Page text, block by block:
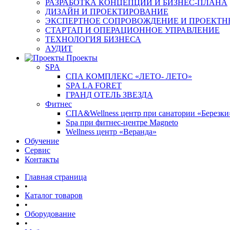
РАЗРАБОТКА КОНЦЕПЦИИ И БИЗНЕС-ПЛАНА
ДИЗАЙН И ПРОЕКТИРОВАНИЕ
ЭКСПЕРТНОЕ СОПРОВОЖДЕНИЕ И
СТАРТАП И ОПЕРАЦИОННОЕ УПРАВЛЕНИЕ
ТЕХНОЛОГИЯ БИЗНЕСА
АУДИТ
Проекты
SPA
СПА КОМПЛЕКС «ЛЕТО- ЛЕТО»
SPA LA FORET
ГРАНД ОТЕЛЬ ЗВЕЗДА
Фитнес
СПА&Wellness центр при санатории
Spa при фитнес-центре Magneto
Wellness центр «Веранда»
Обучение
Сервис
Контакты
Главная страница
•
Каталог товаров
•
Оборудование
•